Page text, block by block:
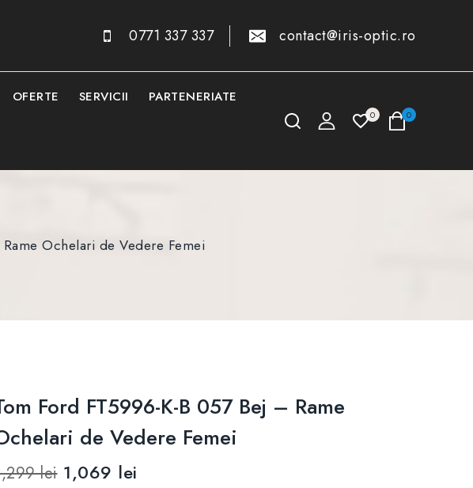
0771 337 337 contact@iris-optic.ro
OFERTE SERVICII PARTENERIATE
0 0
Ochelari de Vedere Femei
Ford FT5996-K-B 057 Bej – Rame
de Vedere Femei
lei 1,069 lei
2 produse vândute în ultimele 24 ore